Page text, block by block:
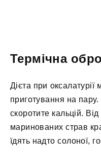
Термічна
Дієта при оксалатурії
приготування на пару.
скоротите кальцій.
маринованих страв
їдять надто солоної,